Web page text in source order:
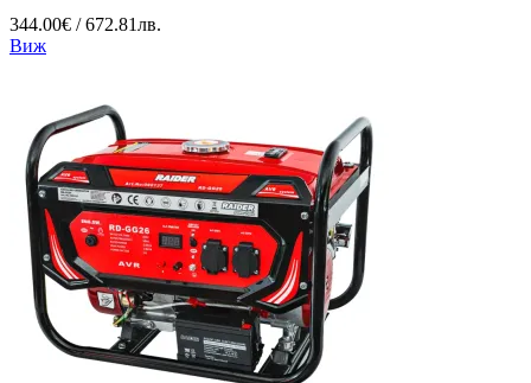
344.00€ / 672.81лв.
Виж